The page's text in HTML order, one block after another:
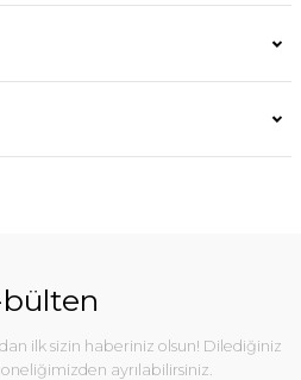
bülten
ilk sizin haberiniz olsun! Dilediğiniz
ayrılabilirsiniz.